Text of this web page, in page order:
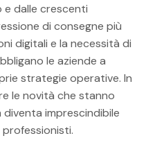
e dalle crescenti
di consegne più
digitali e la necessità di
le aziende a
strategie operative. In
le novità che stanno
imprescindibile